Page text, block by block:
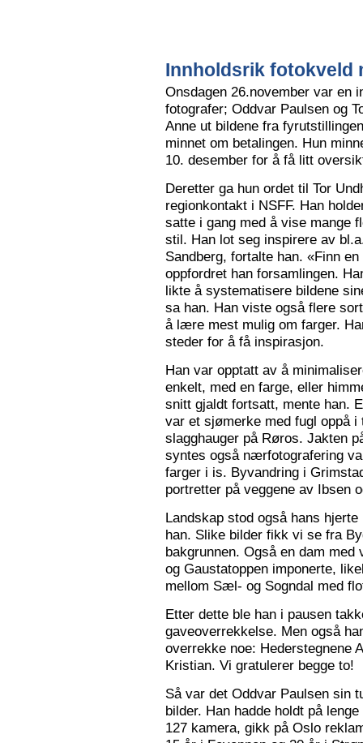
Innholdsrik fotokveld
Onsdagen 26.november var en
fotografer; Oddvar Paulsen og
Anne ut bildene fra
minnet om betalingen. Hun
10. desember for å få litt
Deretter ga hun ordet til Tor
regionkontakt i NSFF. Han
satte i gang med å vise mange
stil. Han lot seg inspirere av
Sandberg, fortalte han. «Finn
oppfordret han forsamlingen.
likte å systematisere bildene
sa han. Han viste også flere
å lære mest mulig om farger.
steder for å få inspirasjon.
Han var opptatt av å
enkelt, med en farge, eller
snitt gjaldt fortsatt, mente han.
var et sjømerke med fugl oppå
slagghauger på Røros. Jakten
syntes også nærfotografering
farger i is. Byvandring i
portretter på veggene av Ibsen
Landskap stod også hans
han. Slike bilder fikk vi se fra
bakgrunnen. Også en dam
og Gaustatoppen imponerte,
mellom Sæl- og Sogndal med
Etter dette ble han i pausen
gaveoverrekkelse. Men også
overrekke noe: Hederstegnene
Kristian. Vi gratulerer begge to!
Så var det Oddvar Paulsen sin
bilder. Han hadde holdt på
127 kamera, gikk på Oslo